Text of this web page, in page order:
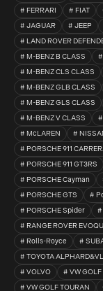
FERRARI
FIAT
JAGUAR
JEEP
LAND ROVER
M-BENZ B CLASS
M-BENZ CLS CLASS
M-BENZ GLB CLASS
M-BENZ GLS CLASS
M-BENZ V CLASS
McLAREN
PORSCHE 911
PORSCHE 911 GT3RS
PORSCHE Cayman
PORSCHE GTS
PORSCHE Spider
RANGE ROVER
Rolls-Royce
TOYOTA
VOLVO
VW GOLF
VW GOLF TOURAN